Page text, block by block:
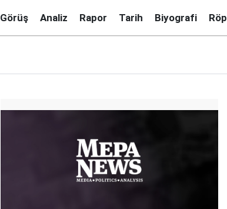
Görüş Analiz Rapor Tarih Biyografi